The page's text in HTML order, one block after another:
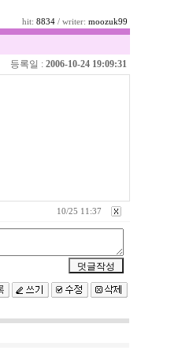
hit: 8834 / writer: moozuk99
등록일 : 2006-10-24 19:09:31
10/25 11:37